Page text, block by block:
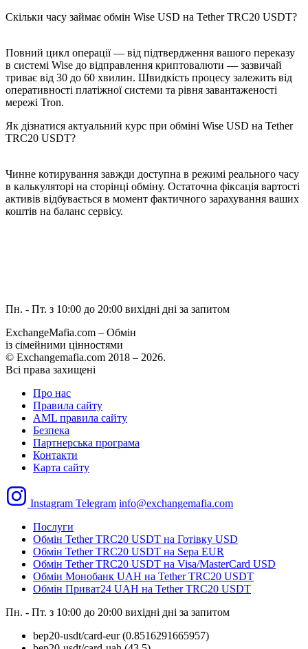
Скільки часу займає обмін Wise USD на Tether TRC20 USDT?
Повний цикл операції — від підтвердження вашого переказу
в системі Wise до відправлення криптовалюти — зазвичай
триває від 30 до 60 хвилин. Швидкість процесу залежить від
оперативності платіжної системи та рівня завантаженості
мережі Tron.
Як дізнатися актуальний курс при обміні Wise USD на Tether
TRC20 USDT?
Чинне котирування завжди доступна в режимі реального часу
в калькуляторі на сторінці обміну. Остаточна фіксація вартості
активів відбувається в момент фактичного зарахування ваших
коштів на баланс сервісу.
Пн. - Пт. з 10:00 до 20:00 вихідні дні за запитом
ExchangeMafia.com – Обмін
із сімейними цінностями
© Exchangemafia.com 2018 – 2026.
Всі права захищені
Про нас
Правила сайту
AML правила сайту
Безпека
Партнерська програма
Контакти
Карта сайту
Instagram Telegram info@exchangemafia.com
Послуги
Обмін Tether TRC20 USDT на Готівку USD
Обмін Tether TRC20 USDT на Sepa EUR
Обмін Tether TRC20 USDT на Visa/MasterCard USD
Обмін Монобанк UAH на Tether TRC20 USDT
Обмін Приват24 UAH на Tether TRC20 USDT
Пн. - Пт. з 10:00 до 20:00 вихідні дні за запитом
bep20-usdt/card-eur (0.8516291665957)